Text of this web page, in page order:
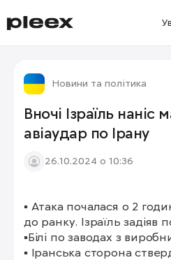
Новини та політика
Вночі Ізраїль наніс
авіаудар по Ірану
26.10.2024 о 10:36
▪️ Атака почалася о 2
до ранку. Ізраїль задіяв
▪Білі по заводах з
▪️ Іранська сторона